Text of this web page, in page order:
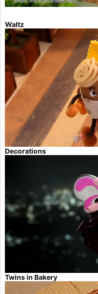
Waltz
Decorations
Twins in Bakery